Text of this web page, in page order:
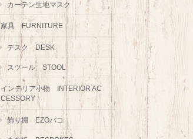
カーテン生地マスク
家具 FURNITURE
デスク DESK
スツール STOOL
インテリア小物 INTERIOR AC
CESSORY
飾り棚 EZOバコ